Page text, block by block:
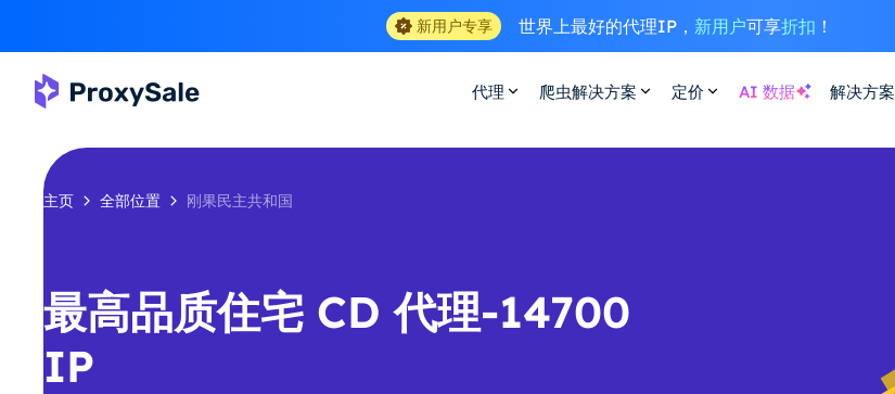
新用户专享 世界上最好的代理IP， 新用户可享折扣 ！
代理 爬虫解决方案 定价 AI 数据 解决方案
主页 全部位置 刚果民主共和国
最高品质住宅 CD 代理-14700
IP